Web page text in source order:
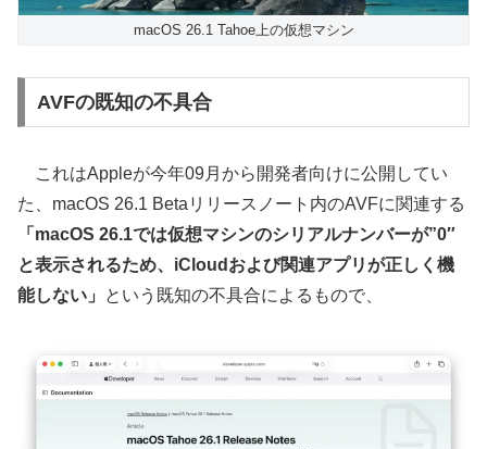
macOS 26.1 Tahoe上の仮想マシン
AVFの既知の不具合
これはAppleが今年09月から開発者向けに公開してい
た、macOS 26.1 Betaリリースノート内のAVFに関連する
「macOS 26.1では仮想マシンのシリアルナンバーが”0″
と表示されるため、iCloudおよび関連アプリが正しく機
能しない」
という既知の不具合によるもので、